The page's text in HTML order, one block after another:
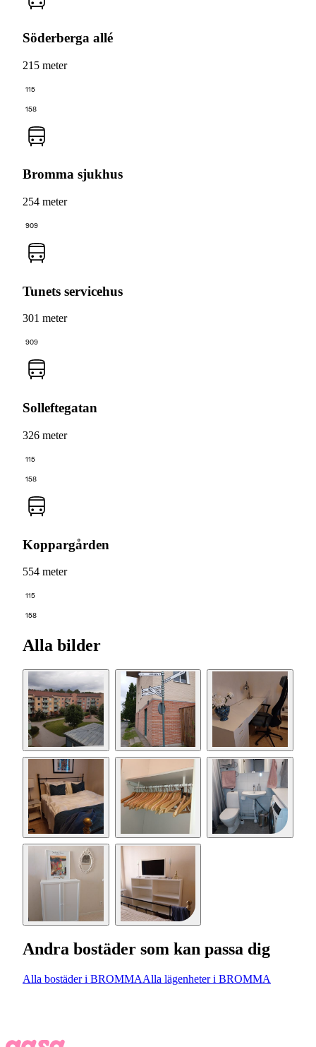
Söderberga allé
215 meter
115
158
Bromma sjukhus
254 meter
909
Tunets servicehus
301 meter
909
Solleftegatan
326 meter
115
158
Koppargården
554 meter
115
158
Alla bilder
Andra bostäder som kan passa dig
Alla bostäder i BROMMAAlla lägenheter i BROMMA